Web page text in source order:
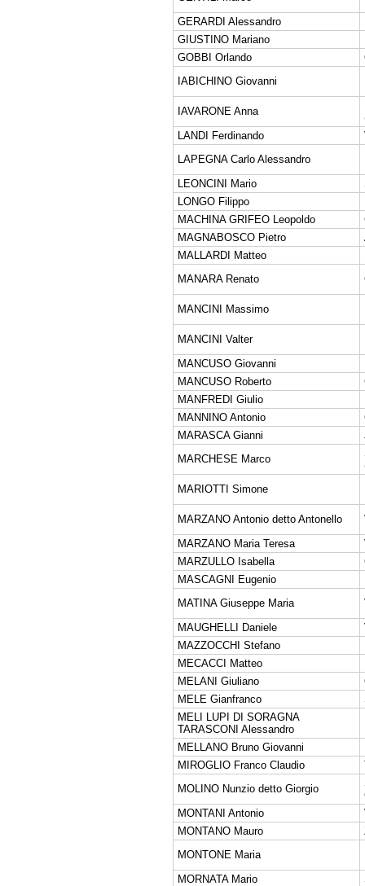
GERARDI Alessandro
GIUSTINO Mariano
GOBBI Orlando
IABICHINO Giovanni
IAVARONE Anna
LANDI Ferdinando
LAPEGNA Carlo Alessandro
LEONCINI Mario
LONGO Filippo
MACHINA GRIFEO Leopoldo
MAGNABOSCO Pietro
MALLARDI Matteo
MANARA Renato
MANCINI Massimo
MANCINI Valter
MANCUSO Giovanni
MANCUSO Roberto
MANFREDI Giulio
MANNINO Antonio
MARASCA Gianni
MARCHESE Marco
MARIOTTI Simone
MARZANO Antonio detto Antonello
MARZANO Maria Teresa
MARZULLO Isabella
MASCAGNI Eugenio
MATINA Giuseppe Maria
MAUGHELLI Daniele
MAZZOCCHI Stefano
MECACCI Matteo
MELANI Giuliano
MELE Gianfranco
MELI LUPI DI SORAGNA
TARASCONI Alessandro
MELLANO Bruno Giovanni
MIROGLIO Franco Claudio
MOLINO Nunzio detto Giorgio
MONTANI Antonio
MONTANO Mauro
MONTONE Maria
MORNATA Mario